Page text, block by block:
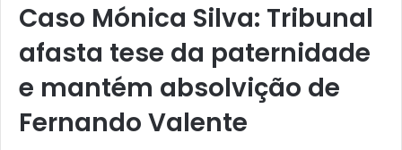
Caso Mónica Silva: Tribunal
afasta tese da paternidade
e mantém absolvição de
Fernando Valente